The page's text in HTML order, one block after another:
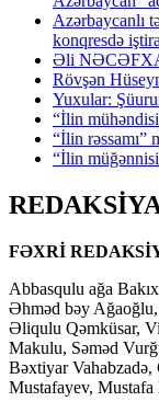
Azərbaycanlı
konqresdə
Əli
Rövşən
Yuxular:
“İlin
“İlin rəssamı”
“İlin
FƏXRİ
Abbasqulu ağa
Əhməd bəy
Əliqulu Qəmküsar,
Makulu, Səməd
Bəxtiyar
Mustafayev,